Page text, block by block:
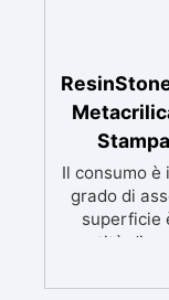
Il consumo
grado di
superficie
quantità di
quantità